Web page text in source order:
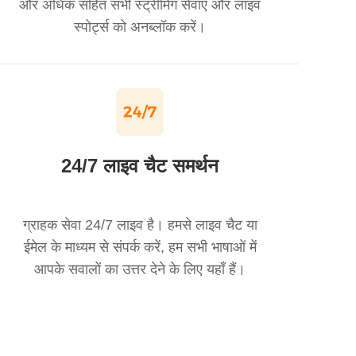
और अधिक सहित सभी स्ट्रीमिंग सेवाएं और लाइव
स्पोर्ट्स को अनब्लॉक करें।
24/7 लाइव चैट समर्थन
ग्राहक सेवा 24/7 लाइव है। हमसे लाइव चैट या
ईमेल के माध्यम से संपर्क करें, हम सभी भाषाओं में
आपके सवालों का उत्तर देने के लिए यहाँ हैं।